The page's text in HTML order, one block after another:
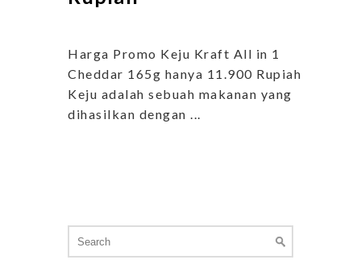
Harga Promo Keju Kraft All in 1
Cheddar 165g hanya 11.900 Rupiah
Keju adalah sebuah makanan yang
dihasilkan dengan ...
for: